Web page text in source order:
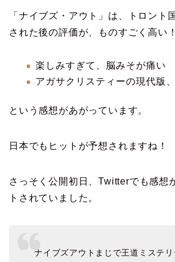
「ナイブズ・アウト」は、トロント
された後の評価が、ものすごく高い！
楽しみすぎて、脳みそが痛い
アガサクリスティーの現代版
という感想があがっています。
日本でもヒットが予想されますね！
さっそく公開初日、Twitterでも感想
トされていました。
ナイブズアウトまじで王道ミステ